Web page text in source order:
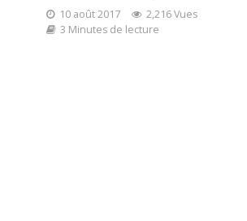
10 août 2017
2,216 Vues
3 Minutes de lecture